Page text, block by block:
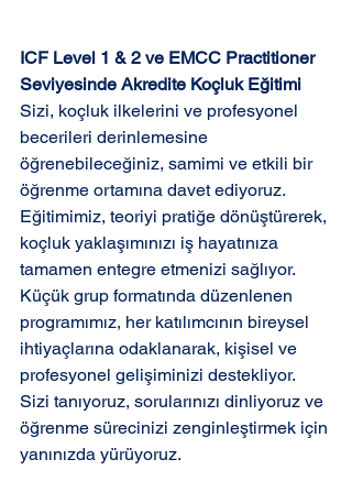
ICF Level 1 & 2 ve EMCC Practitioner
Seviyesinde Akredite Koçluk Eğitimi
Sizi, koçluk ilkelerini ve profesyonel
becerileri derinlemesine
öğrenebileceğiniz, samimi ve etkili bir
öğrenme ortamına davet ediyoruz.
Eğitimimiz, teoriyi pratiğe dönüştürerek,
koçluk yaklaşımınızı iş hayatınıza
tamamen entegre etmenizi sağlıyor.
Küçük grup formatında düzenlenen
programımız, her katılımcının bireysel
ihtiyaçlarına odaklanarak, kişisel ve
profesyonel gelişiminizi destekliyor.
Sizi tanıyoruz, sorularınızı dinliyoruz ve
öğrenme sürecinizi zenginleştirmek için
yanınızda yürüyoruz.